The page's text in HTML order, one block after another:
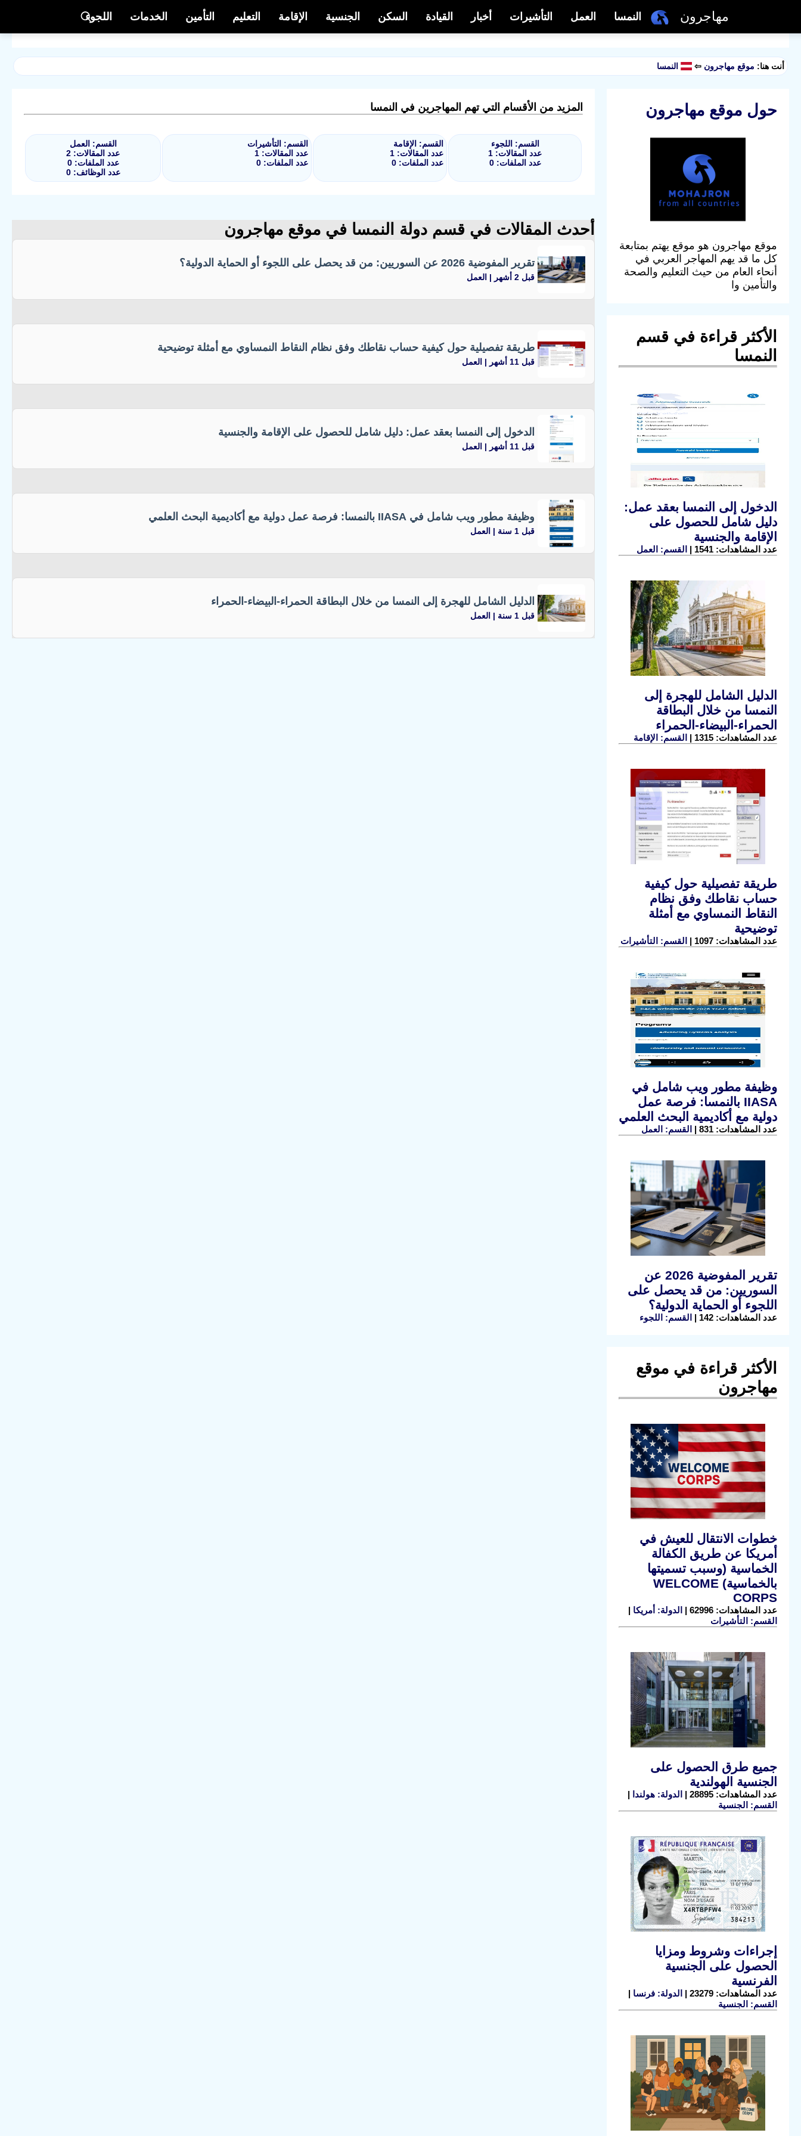
مهاجرون النمسا العمل التأشيرات أخبار القيادة السكن الجنسية الإقامة التعليم التأمين الخدمات اللجوء
أنت هنا: موقع مهاجرون ⇦ النمسا
المزيد من الأقسام التي تهم المهاجرين في النمسا
القسم: اللجوء
عدد المقالات: 1
عدد الملفات: 0
القسم: الإقامة
عدد المقالات: 1
عدد الملفات: 0
القسم: التأشيرات
عدد المقالات: 1
عدد الملفات: 0
القسم: العمل
عدد المقالات: 2
عدد الملفات: 0
عدد الوظائف: 0
أحدث المقالات في قسم دولة النمسا في موقع مهاجرون
تقرير المفوضية 2026 عن السوريين: من قد يحصل على اللجوء أو الحماية الدولية؟
قبل 2 أشهر | العمل
طريقة تفصيلية حول كيفية حساب نقاطك وفق نظام النقاط النمساوي مع أمثلة توضيحية
قبل 11 أشهر | العمل
الدخول إلى النمسا بعقد عمل: دليل شامل للحصول على الإقامة والجنسية
قبل 11 أشهر | العمل
وظيفة مطور ويب شامل في IIASA بالنمسا: فرصة عمل دولية مع أكاديمية البحث العلمي
قبل 1 سنة | العمل
الدليل الشامل للهجرة إلى النمسا من خلال البطاقة الحمراء-البيضاء-الحمراء
قبل 1 سنة | العمل
حول موقع مهاجرون
موقع مهاجرون هو موقع يهتم بمتابعة
كل ما قد يهم المهاجر العربي في
أنحاء العام من حيث التعليم والصحة
والتأمين وا
الأكثر قراءة في قسم
النمسا
الدخول إلى النمسا بعقد عمل:
دليل شامل للحصول على
الإقامة والجنسية
عدد المشاهدات: 1541 | القسم: العمل
الدليل الشامل للهجرة إلى
النمسا من خلال البطاقة
الحمراء-البيضاء-الحمراء
عدد المشاهدات: 1315 | القسم: الإقامة
طريقة تفصيلية حول كيفية
حساب نقاطك وفق نظام
النقاط النمساوي مع أمثلة
توضيحية
عدد المشاهدات: 1097 | القسم: التأشيرات
وظيفة مطور ويب شامل في
IIASA بالنمسا: فرصة عمل
دولية مع أكاديمية البحث العلمي
عدد المشاهدات: 831 | القسم: العمل
تقرير المفوضية 2026 عن
السوريين: من قد يحصل على
اللجوء أو الحماية الدولية؟
عدد المشاهدات: 142 | القسم: اللجوء
الأكثر قراءة في موقع
مهاجرون
خطوات الانتقال للعيش في
أمريكا عن طريق الكفالة
الخماسية (وسبب تسميتها
بالخماسية) WELCOME
CORPS
عدد المشاهدات: 62996 | الدولة: أمريكا |
القسم: التأشيرات
جميع طرق الحصول على
الجنسية الهولندية
عدد المشاهدات: 28895 | الدولة: هولندا |
القسم: الجنسية
إجراءات وشروط ومزايا
الحصول على الجنسية
الفرنسية
عدد المشاهدات: 23279 | الدولة: فرنسا |
القسم: الجنسية